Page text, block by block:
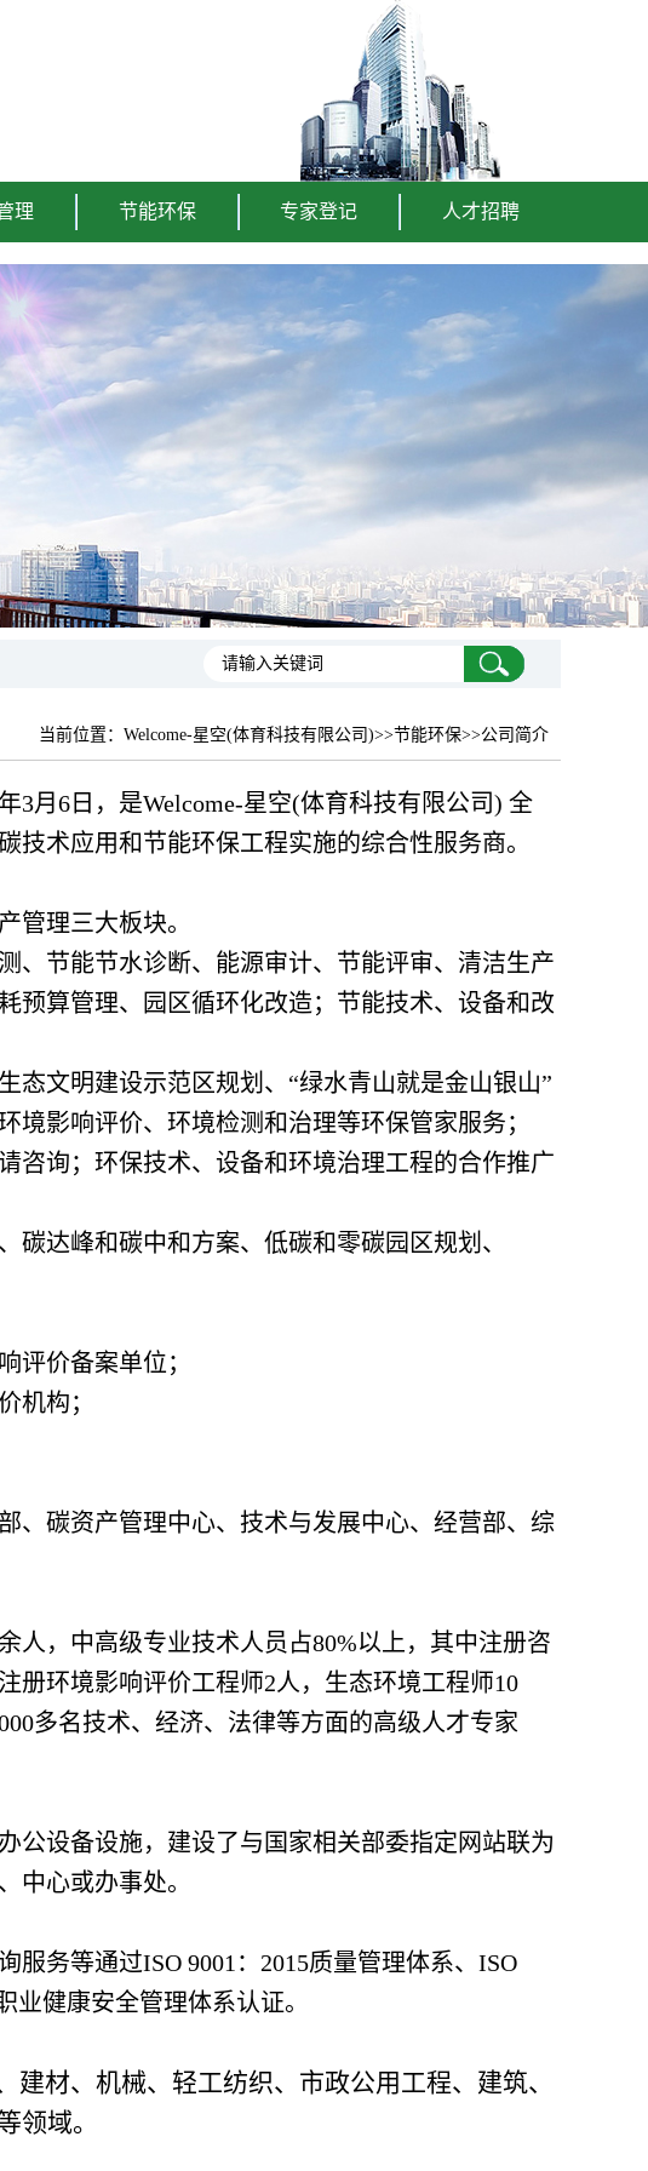
理 节能环保 专家登记 人才招聘
当前位置： Welcome-星空(体育科技有限公司)>>节能环保>>公司简介
3月6日，是Welcome-星空(体育科技有限公司) 全
术应用和节能环保工程实施的综合性服务商。
管理三大板块。
、节能节水诊断、能源审计、节能评审、清洁生产
预算管理、园区循环化改造；节能技术、设备和改
态文明建设示范区规划、“绿水青山就是金山银山”
影响评价、环境检测和治理等环保管家服务；
咨询；环保技术、设备和环境治理工程的合作推广
达峰和碳中和方案、低碳和零碳园区规划、
评价备案单位；
机构；
、碳资产管理中心、技术与发展中心、经营部、综
人，中高级专业技术人员占80%以上，其中注册咨
册环境影响评价工程师2人，生态环境工程师10
多名技术、经济、法律等方面的高级人才专家
公设备设施，建设了与国家相关部委指定网站联为
中心或办事处。
务等通过ISO 9001：2015质量管理体系、ISO
业健康安全管理体系认证。
材、机械、轻工纺织、市政公用工程、建筑、
领域。